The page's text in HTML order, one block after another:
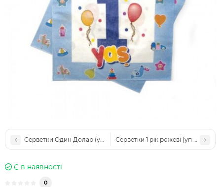
Серветки Один Долар (уп. 10шт)Серветки 1 рік рожеві (уп 20шт)
Є в наявності
0